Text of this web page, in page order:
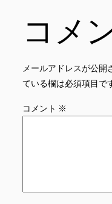
コメ
メールアドレスが公開
ている欄は必須項目で
コメント ※